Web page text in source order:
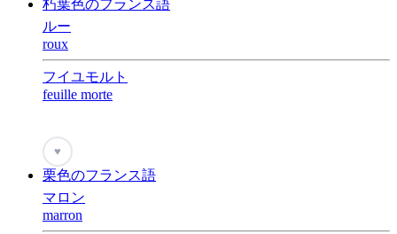
朽葉色のフランス語
ルー
roux
フイユモルト
feuille morte
♥
栗色のフランス語
マロン
marron